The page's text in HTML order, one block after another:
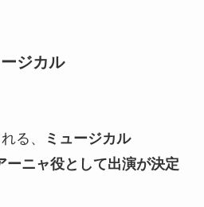
ジカル
る、
ミュージカル
ーニャ役として出演が決定